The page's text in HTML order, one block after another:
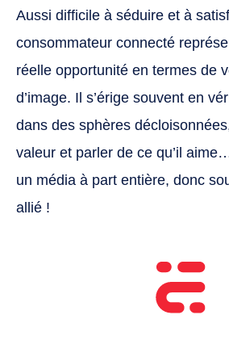
Aussi difficile à séduire et à
consommateur connecté
réelle opportunité en termes de
d’image. Il s’érige souvent en
dans des sphères
valeur et parler de ce qu’il
un média à part entière, donc
allié !